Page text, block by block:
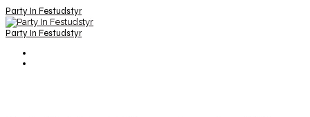
Party In Festudstyr
Party In Festudstyr